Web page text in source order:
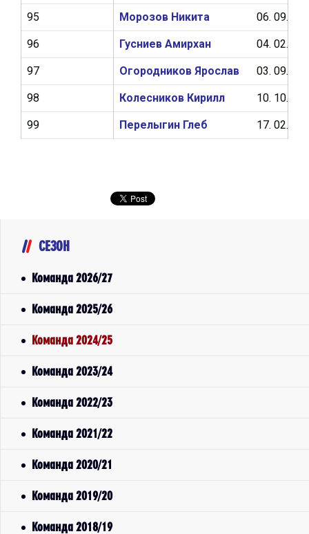
Морозов Никита 06. 09.
Гусниев Амирхан 04. 02.
Огородников Ярослав 03. 09.
Колесников Кирилл 10. 10.
Перелыгин Глеб 17. 02.
95
96
97
98
99
СЕЗОН
Команда 2026/27
Команда 2025/26
Команда 2024/25
Команда 2023/24
Команда 2022/23
Команда 2021/22
Команда 2020/21
Команда 2019/20
Команда 2018/19